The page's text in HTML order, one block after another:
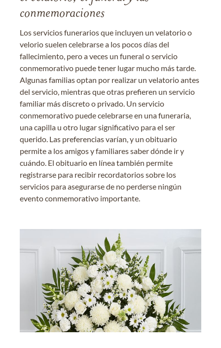
conmemoraciones
Los servicios funerarios que incluyen un velatorio o
velorio suelen celebrarse a los pocos días del
fallecimiento, pero a veces un funeral o servicio
conmemorativo puede tener lugar mucho más tarde.
Algunas familias optan por realizar un velatorio antes
del servicio, mientras que otras prefieren un servicio
familiar más discreto o privado. Un servicio
conmemorativo puede celebrarse en una funeraria,
una capilla u otro lugar significativo para el ser
querido. Las preferencias varían, y un obituario
permite a los amigos y familiares saber dónde ir y
cuándo. El obituario en línea también permite
registrarse para recibir recordatorios sobre los
servicios para asegurarse de no perderse ningún
evento conmemorativo importante.